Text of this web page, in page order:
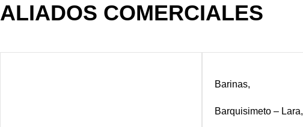
ALIADOS COMERCIALES
Barinas,
Barquisimeto – Lara,